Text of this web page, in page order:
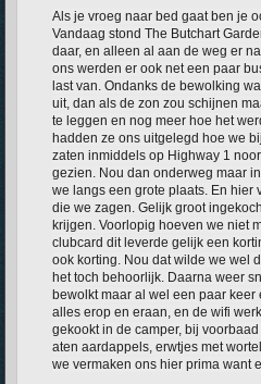
Als je vroeg naar bed gaat ben je
Vandaag stond The Butchart
daar, en alleen al aan de weg er
ons werden er ook net een paar
last van. Ondanks de bewolking
uit, dan als de zon zou schijnen
te leggen en nog meer hoe het
hadden ze ons uitgelegd hoe we
zaten inmiddels op Highway 1
gezien. Nou dan onderweg maar
we langs een grote plaats. En
die we zagen. Gelijk groot
krijgen. Voorlopig hoeven we niet
clubcard dit leverde gelijk een
ook korting. Nou dat wilde we wel
het toch behoorlijk. Daarna weer
bewolkt maar al wel een paar
alles erop en eraan, en de wifi
gekookt in de camper, bij
aten aardappels, erwtjes met
we vermaken ons hier prima want